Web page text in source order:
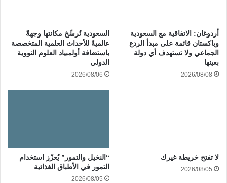
أردوغان: الاتفاقية مع السعودية
وباكستان قائمة على مبدأ الردع
الجماعي ولا تستهدف أي دولة
بعينها
2026/08/08
السعودية تُرسِّخ مكانتها وجهةً
عالميةً للأحداث العلمية المتخصصة
باستضافة أولمبياد العلوم النووية
الدولي
2026/08/06
لا تفتح خريطة غيرك
2026/08/05
“النخيل والتمور” يُعزّز استخدام
التمور في الأطباق الغذائية
2026/08/05